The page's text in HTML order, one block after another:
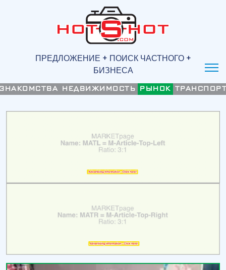
ПРЕДЛОЖЕНИЕ + ПОИСК ЧАСТНОГО +
БИЗНЕСА
НЕДВИЖИМОСТЬ РЫНОК